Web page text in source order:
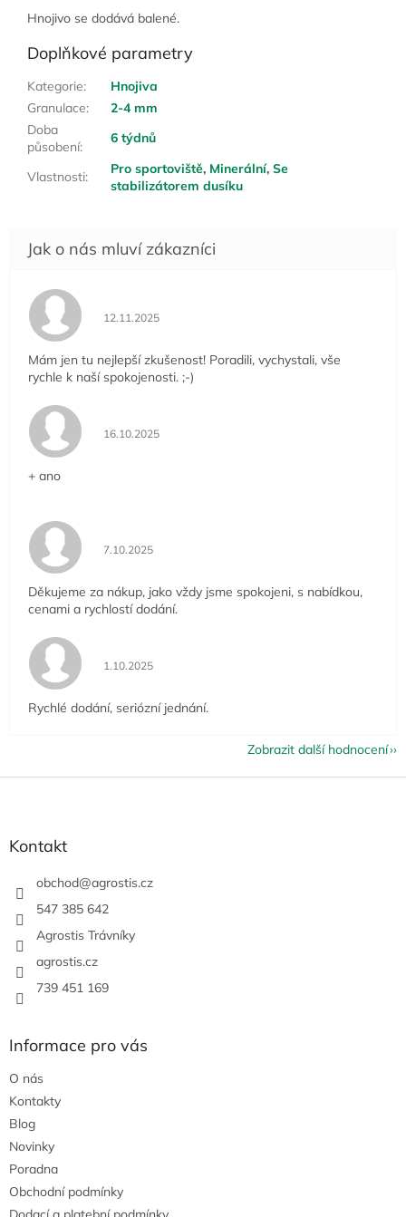
Hnojivo se dodává balené.
Doplňkové parametry
Kategorie:
Hnojiva
Granulace:
2-4 mm
Doba
působení:
6 týdnů
Vlastnosti: Pro sportoviště, Minerální, Se
stabilizátorem dusíku
Hodnocení obchodu je 5 z 5 hvězdiček.
12.11.2025
Mám jen tu nejlepší zkušenost! Poradili, vychystali, vše
rychle k naší spokojenosti. ;-)
Hodnocení obchodu je 5 z 5 hvězdiček.
16.10.2025
+ ano
Hodnocení obchodu je 5 z 5 hvězdiček.
7.10.2025
Děkujeme za nákup, jako vždy jsme spokojeni, s nabídkou,
cenami a rychlostí dodání.
Hodnocení obchodu je 5 z 5 hvězdiček.
1.10.2025
Rychlé dodání, seriózní jednání.
Zobrazit další hodnocení
Kontakt
obchod@agrostis.cz
547 385 642
Agrostis Trávníky
agrostis.cz
739 451 169
Informace pro vás
O nás
Kontakty
Blog
Novinky
Poradna
Obchodní podmínky